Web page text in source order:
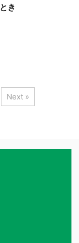
き
Next »